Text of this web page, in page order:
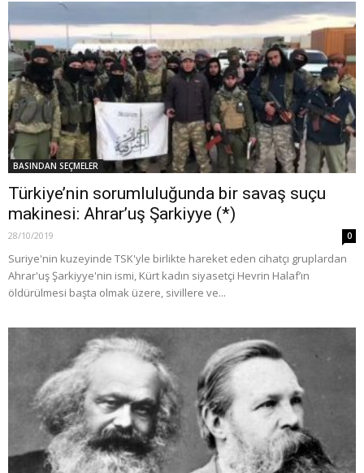
BASINDAN SEÇMELER
Türkiye’nin sorumluluğunda bir savaş suçu
makinesi: Ahrar’uş Şarkiyye (*)
28/10/2019 0
Suriye'nin kuzeyinde TSK'yle birlikte hareket eden cihatçı gruplardan
Ahrar'uş Şarkiyye'nin ismi, Kürt kadın siyasetçi Hevrin Halaf’ın
öldürülmesi başta olmak üzere, sivillere ve...